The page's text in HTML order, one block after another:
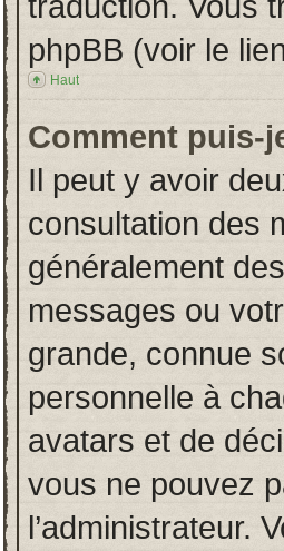
phpBB (voir le
Haut
Comment puis-
Il peut y avoir
consultation des
généralement
messages ou
grande, connue
personnelle à
avatars et de
vous ne pouvez
l’administrateur.